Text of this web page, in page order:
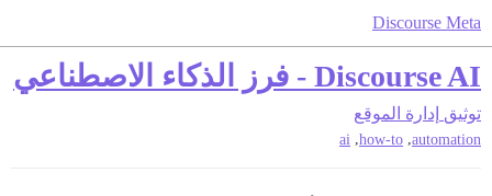
Discourse Meta
Discourse AI - فرز الذكاء الاصطناعي
توثيق إدارة الموقع
automation
,
how-to
,
ai